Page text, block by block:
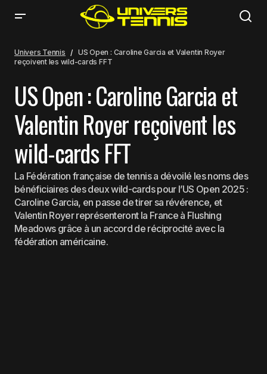
Univers Tennis
US Open : Caroline Garcia et Valentin Royer
reçoivent les wild-cards FFT
US Open : Caroline Garcia et
Valentin Royer reçoivent les
wild-cards FFT
La Fédération française de tennis a dévoilé les noms des
bénéficiaires des deux wild-cards pour l’US Open 2025 :
Caroline Garcia, en passe de tirer sa révérence, et
Valentin Royer représenteront la France à Flushing
Meadows grâce à un accord de réciprocité avec la
fédération américaine.